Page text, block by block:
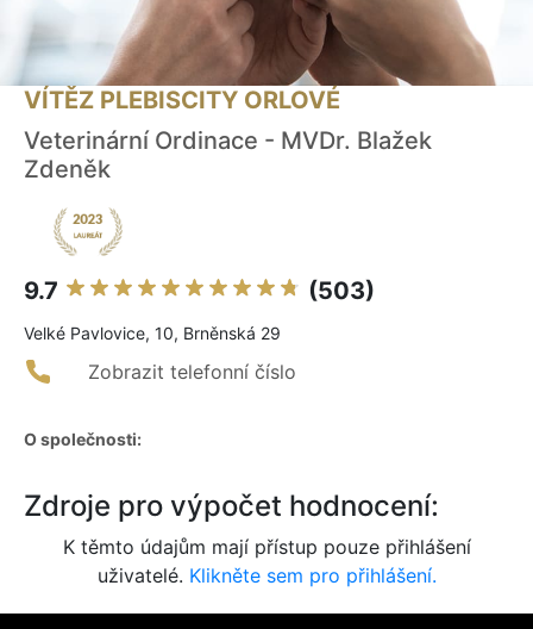
VÍTĚZ PLEBISCITY ORLOVÉ
Veterinární Ordinace - MVDr. Blažek
Zdeněk
9.7 (503)
Velké Pavlovice, 10, Brněnská 29
Zobrazit telefonní číslo
O společnosti:
Zdroje pro výpočet hodnocení:
K těmto údajům mají přístup pouze přihlášení
uživatelé. Klikněte sem pro přihlášení.